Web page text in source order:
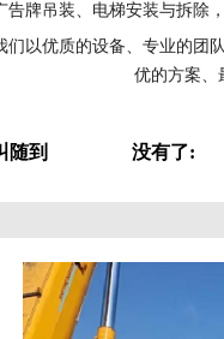
告牌吊装、电梯安装与拆除
以优质的设备、专业的团
优的方案、
随到 没有了: